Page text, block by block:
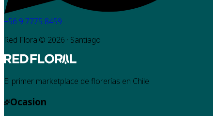
+56 9 7775 8459
Red Floral© 2026 · Santiago
El primer marketplace de florerías en Chile
Ocasion